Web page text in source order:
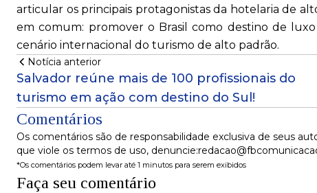
articular os principais protagonistas da hotelaria de
em comum: promover o Brasil como destino de
cenário internacional do turismo de alto padrão.
Notícia anterior
Salvador reúne mais de 100 profissionais do
turismo em ação com destino do Sul!
Comentários
Os comentários são de responsabilidade exclusiva de seus
que viole os termos de uso,
*Os comentários podem levar até 1 minutos para serem exibidos
Faça seu comentário